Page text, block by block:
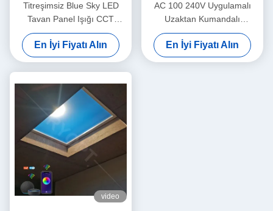
Titreşimsiz Blue Sky LED
Tavan Panel Işığı CCT
7800K Pratik
En İyi Fiyatı Alın
AC 100 240V Uygulamalı
Uzaktan Kumandalı
Profesyonel Ticari
Aydınlatma için Tasarlanmış
LED Tavan Paneli Işığı
En İyi Fiyatı Alın
video